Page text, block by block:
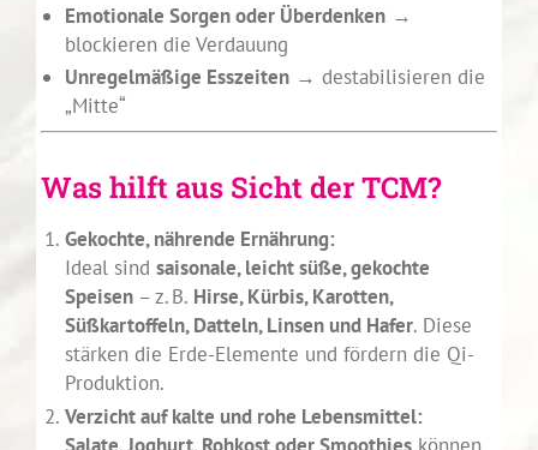
Emotionale Sorgen oder Überdenken →
blockieren die Verdauung
Unregelmäßige Esszeiten → destabilisieren die
„Mitte“
Was hilft aus Sicht der TCM?
Gekochte, nährende Ernährung:
Ideal sindsaisonale, leicht süße, gekochte
Speisen – z. B. Hirse, Kürbis, Karotten,
Süßkartoffeln, Datteln, Linsen und Hafer. Diese
stärken die Erde-Elemente und fördern die Qi-
Produktion.
Verzicht auf kalte und rohe Lebensmittel: